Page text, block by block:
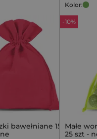
bawełniane 15 x 20
Kolor:
-10%
Małe
25 szt -